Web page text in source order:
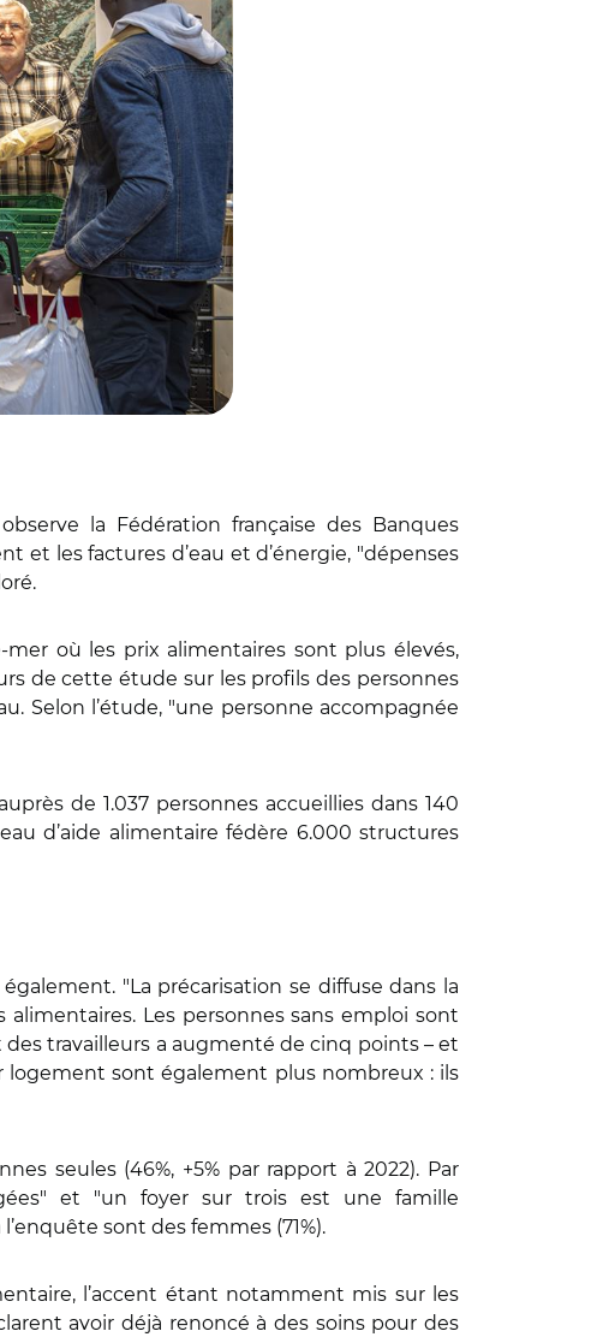
la Fédération française des Banques
et les factures d’eau et d’énergie, "dépenses
où les prix alimentaires sont plus élevés,
de cette étude sur les profils des personnes
Selon l’étude, "une personne accompagnée
de 1.037 personnes accueillies dans 140
d’aide alimentaire fédère 6.000 structures
"La précarisation se diffuse dans la
Les personnes sans emploi sont
travailleurs a augmenté de cinq points – et
logement sont également plus nombreux : ils
seules (46%, +5% par rapport à 2022). Par
et "un foyer sur trois est une famille
sont des femmes (71%).
l’accent étant notamment mis sur les
avoir déjà renoncé à des soins pour des